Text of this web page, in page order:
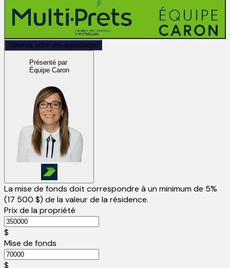
Obtenez votre pré-approbation
Présenté par
Équipe Caron
La mise de fonds doit correspondre à un minimum de 5%
(17 500 $) de la valeur de la résidence.
Prix de la propriété
$
Mise de fonds
$